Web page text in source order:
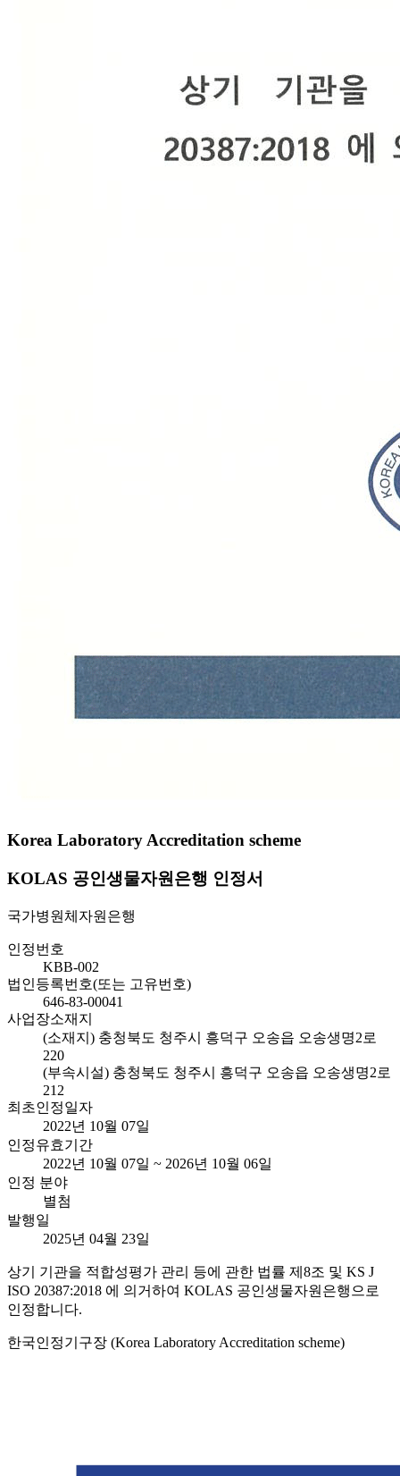
Korea Laboratory Accreditation scheme
KOLAS 공인생물자원은행 인정서
국가병원체자원은행
인정번호
KBB-002
법인등록번호(또는 고유번호)
646-83-00041
사업장소재지
(소재지) 충청북도 청주시 흥덕구 오송읍 오송생명2로
220
(부속시설) 충청북도 청주시 흥덕구 오송읍 오송생명2로
212
최초인정일자
2022년 10월 07일
인정유효기간
2022년 10월 07일 ~ 2026년 10월 06일
인정 분야
별첨
발행일
2025년 04월 23일
상기 기관을 적합성평가 관리 등에 관한 법률 제8조 및 KS J
ISO 20387:2018 에 의거하여 KOLAS 공인생물자원은행으로
인정합니다.
한국인정기구장 (Korea Laboratory Accreditation scheme)